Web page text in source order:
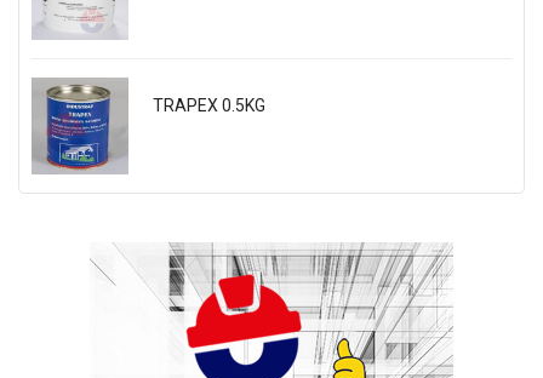
TRAPEX 0.5KG